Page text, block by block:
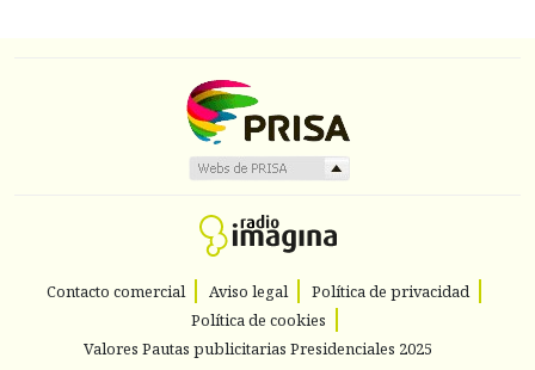
Contacto comercial Aviso legal
Política de privacidad
Política de cookies
Valores Pautas publicitarias Presidenciales 2025